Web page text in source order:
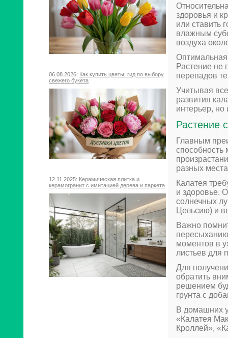
06.08.2026: Как купить цветы: гид по выбору
свежего букета
12.11.2025: Керамическая плитка и
керамогранит с имитацией дерева и паркета
здоровья и
или ставить
влажным
воздуха
Оптимальная
Растение не
перепадов
Учитывая
развития
интерьер, но
Растение
Главным
способность
разных
Калатея
и здоровье.
солнечных
Цельсию) и
Важно
моментов в
листьев для
Для
обратить
решением
грунта с
В домашних
«Калатея
Кроллей»,